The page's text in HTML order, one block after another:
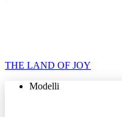
THE LAND OF JOY
Modelli